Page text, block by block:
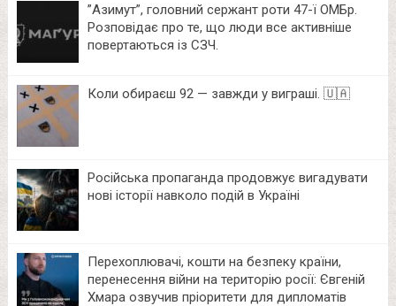
⁨”Азимут”, головний сержант роти 47-ї ОМБр.
Розповідає про те, що люди все активніше
повертаються із СЗЧ.
Коли обираєш 92 — завжди у виграші. 🇺🇦
Російська пропаганда продовжує вигадувати
нові історії навколо подій в Україні
Перехоплювачі, кошти на безпеку країни,
перенесення війни на територію росії: Євгеній
Хмара озвучив пріоритети для дипломатів